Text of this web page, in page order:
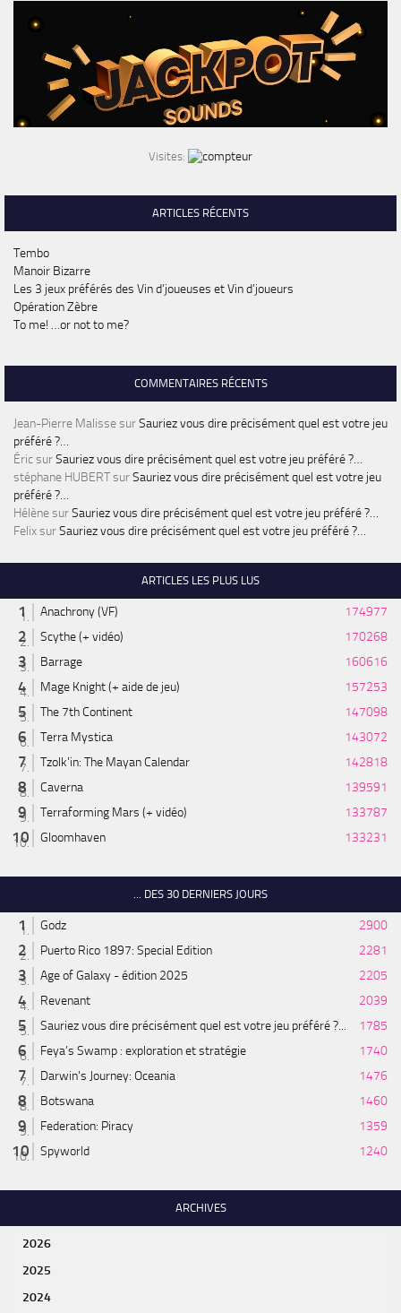
Visites:
ARTICLES RÉCENTS
Tembo
Manoir Bizarre
Les 3 jeux préférés des Vin d’joueuses et Vin d’joueurs
Opération Zèbre
To me! …or not to me?
COMMENTAIRES RÉCENTS
Jean-Pierre MalissesurSauriez vous dire précisément quel est votre jeu
préféré ?…
ÉricsurSauriez vous dire précisément quel est votre jeu préféré ?…
stéphane HUBERTsurSauriez vous dire précisément quel est votre jeu
préféré ?…
HélènesurSauriez vous dire précisément quel est votre jeu préféré ?…
FelixsurSauriez vous dire précisément quel est votre jeu préféré ?…
ARTICLES LES PLUS LUS
Anachrony (VF)
174977
Scythe (+ vidéo)
170268
Barrage
160616
Mage Knight (+ aide de jeu)
157253
The 7th Continent
147098
Terra Mystica
143072
Tzolk'in: The Mayan Calendar
142818
Caverna
139591
Terraforming Mars (+ vidéo)
133787
Gloomhaven
133231
... DES 30 DERNIERS JOURS
Godz
2900
Puerto Rico 1897: Special Edition
2281
Age of Galaxy - édition 2025
2205
Revenant
2039
Sauriez vous dire précisément quel est votre jeu préféré ?...
1785
Feya’s Swamp : exploration et stratégie
1740
Darwin's Journey: Oceania
1476
Botswana
1460
Federation: Piracy
1359
Spyworld
1240
ARCHIVES
2026
2025
2024